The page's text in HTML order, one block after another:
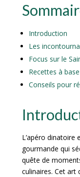
Introduction
Les
Focus sur le
Recettes à
Conseils pour
L’apéro dinatoire
gourmande qui
quête de
culinaires. Cet art